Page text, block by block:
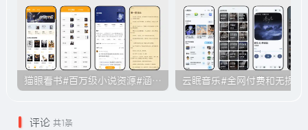
猫眼看书#百万级小说资源#涵盖各大平台的付费小说#无广告#B011
评论 共1条